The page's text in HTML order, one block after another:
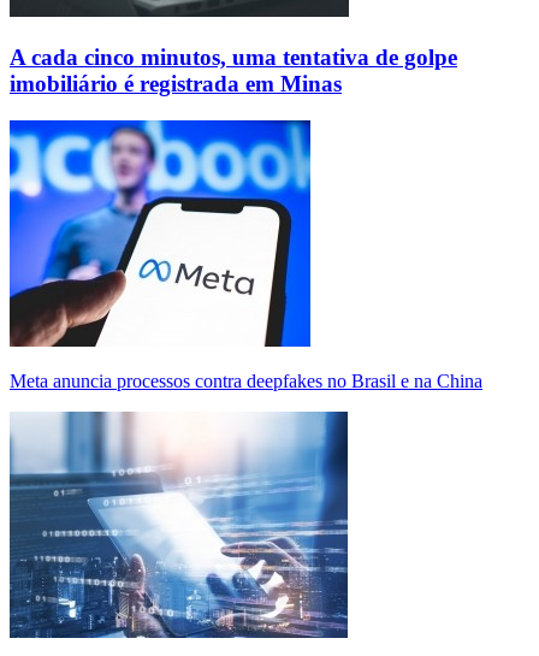
A cada cinco minutos, uma tentativa de golpe
imobiliário é registrada em Minas
Meta anuncia processos contra deepfakes no Brasil e na China